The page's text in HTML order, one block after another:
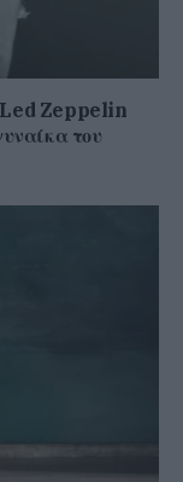
Led Zeppelin
του